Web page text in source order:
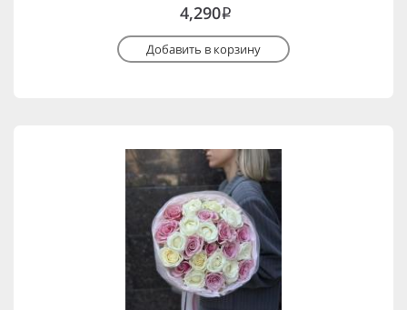
4,290i
Добавить в корзину